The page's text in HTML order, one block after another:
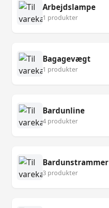
Arbejdslampe
1 produkter
Bagagevægt
1 produkter
Bardunline
4 produkter
Bardunstrammer
3 produkter